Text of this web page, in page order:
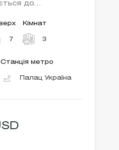
до…
7
Кімнат
3
Станція метро
Палац Україна